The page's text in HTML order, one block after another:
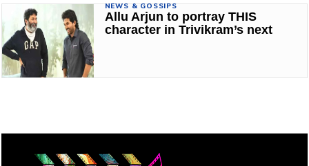
NEWS & GOSSIPS
Allu Arjun to portray THIS
character in Trivikram’s next